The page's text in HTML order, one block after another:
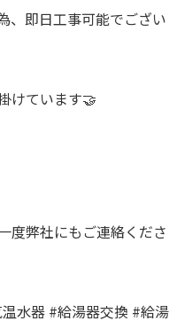
、即日工事可能でござい
けています🤝
度弊社にもご連絡くださ
水器 #給湯器交換 #給湯